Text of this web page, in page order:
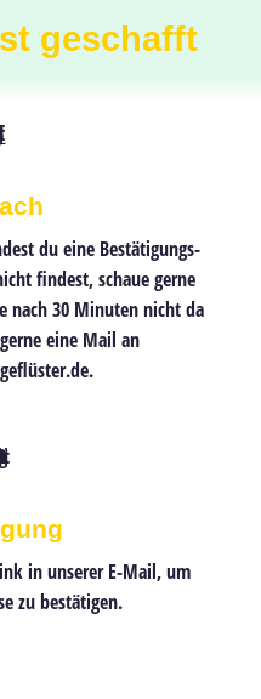
geschafft
du eine Bestätigungs-
findest, schaue gerne
nach 30 Minuten nicht da
eine Mail an
in unserer E-Mail, um
zu bestätigen.